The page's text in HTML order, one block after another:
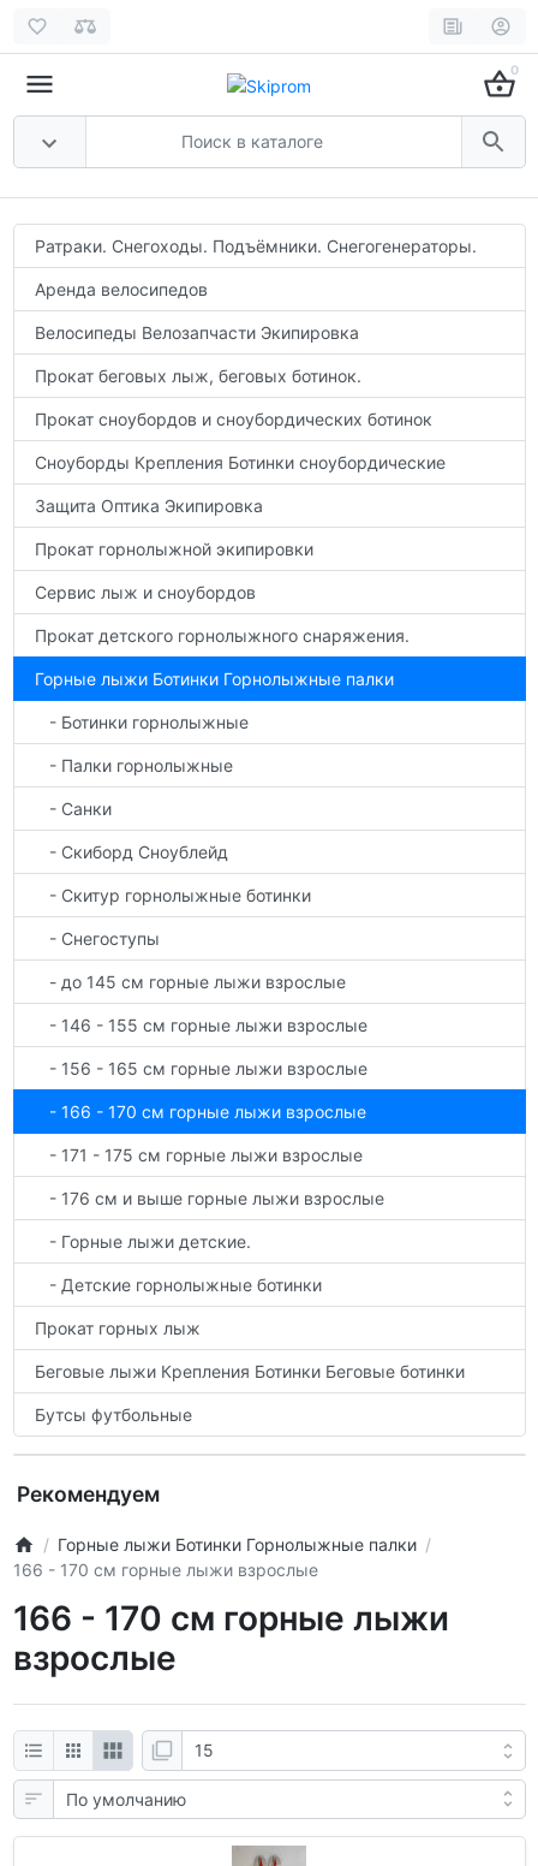
0
Ратраки. Снегоходы. Подъёмники. Снегогенераторы.
Аренда велосипедов
Велосипеды Велозапчасти Экипировка
Прокат беговых лыж, беговых ботинок.
Прокат сноубордов и сноубордических ботинок
Сноуборды Крепления Ботинки сноубордические
Защита Оптика Экипировка
Прокат горнолыжной экипировки
Сервис лыж и сноубордов
Прокат детского горнолыжного снаряжения.
Горные лыжи Ботинки Горнолыжные палки
- Ботинки горнолыжные
- Палки горнолыжные
- Санки
- Скиборд Сноублейд
- Скитур горнолыжные ботинки
- Снегоступы
- до 145 см горные лыжи взрослые
- 146 - 155 см горные лыжи взрослые
- 156 - 165 см горные лыжи взрослые
- 166 - 170 см горные лыжи взрослые
- 171 - 175 см горные лыжи взрослые
- 176 см и выше горные лыжи взрослые
- Горные лыжи детские.
- Детские горнолыжные ботинки
Прокат горных лыж
Беговые лыжи Крепления Ботинки Беговые ботинки
Бутсы футбольные
Рекомендуем
Горные лыжи Ботинки Горнолыжные палки
166 - 170 см горные лыжи взрослые
166 - 170 см горные лыжи
взрослые